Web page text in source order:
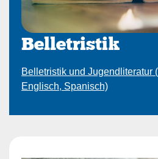
Belletristik
Belletristik und Jugendliteratur
Englisch, Spanisch)